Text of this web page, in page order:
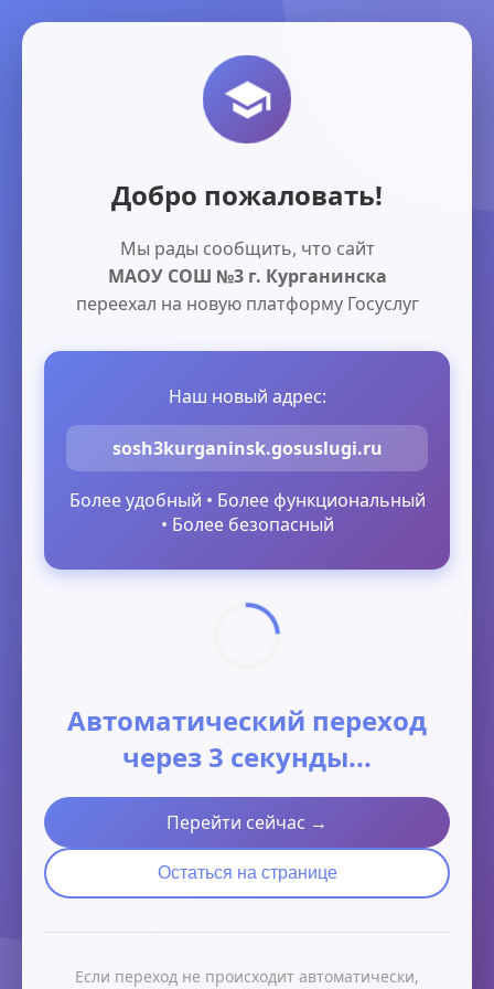
Добро пожаловать!
Мы рады сообщить, что сайт
МАОУ СОШ №3 г. Курганинска
переехал на новую платформу Госуслуг
Наш новый адрес:
sosh3kurganinsk.gosuslugi.ru
Более удобный • Более функциональный
• Более безопасный
Автоматический переход
через 3 секунды...
Перейти сейчас →
Остаться на странице
Если переход не происходит автоматически,